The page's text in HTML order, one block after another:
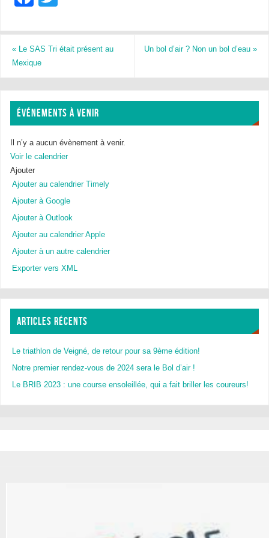
c
e
b
o
o
k
tt
er
«Le SAS Tri était présent au
Mexique
Un bol d’air ? Non un bol d’eau»
ÉVÉNEMENTS À VENIR
Il n’y a aucun évènement à venir.
Voir le calendrier
Ajouter
Ajouter au calendrier Timely
Ajouter à Google
Ajouter à Outlook
Ajouter au calendrier Apple
Ajouter à un autre calendrier
Exporter vers XML
ARTICLES RÉCENTS
Le triathlon de Veigné, de retour pour sa 9ème édition!
Notre premier rendez-vous de 2024 sera le Bol d’air !
Le BRIB 2023 : une course ensoleillée, qui a fait briller les coureurs!